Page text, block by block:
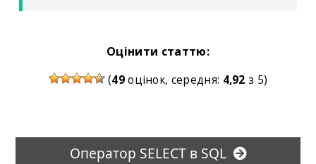
Оцінити статтю:
(49оцінок, середня: 4,92 з 5)
Оператор SELECT в SQL